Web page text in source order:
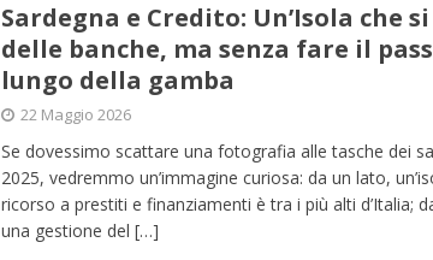
Sardegna e Credito: Un’Isola che
delle banche, ma senza fare il
lungo della gamba
22 Maggio 2026
Se dovessimo scattare una fotografia alle tasche dei
2025, vedremmo un’immagine curiosa: da un lato,
ricorso a prestiti e finanziamenti è tra i più alti d’Italia;
una gestione del […]